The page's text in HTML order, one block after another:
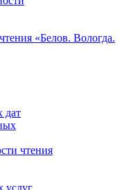
«Белов. Вологда.
дат
чтения
услуг